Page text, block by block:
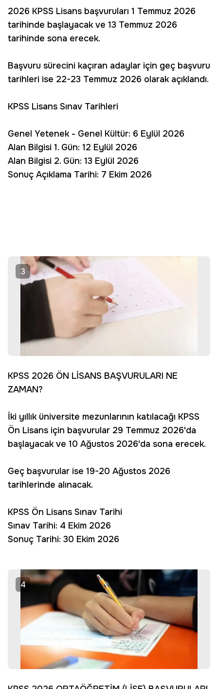
2026 KPSS Lisans başvuruları 1 Temmuz 2026
tarihinde başlayacak ve 13 Temmuz 2026
tarihinde sona erecek.
Başvuru sürecini kaçıran adaylar için geç başvuru
tarihleri ise 22-23 Temmuz 2026 olarak açıklandı.
KPSS Lisans Sınav Tarihleri
Genel Yetenek - Genel Kültür: 6 Eylül 2026
Alan Bilgisi 1. Gün: 12 Eylül 2026
Alan Bilgisi 2. Gün: 13 Eylül 2026
Sonuç Açıklama Tarihi: 7 Ekim 2026
3
KPSS 2026 ÖN LİSANS BAŞVURULARI NE
ZAMAN?
İki yıllık üniversite mezunlarının katılacağı KPSS
Ön Lisans için başvurular 29 Temmuz 2026'da
başlayacak ve 10 Ağustos 2026'da sona erecek.
Geç başvurular ise 19-20 Ağustos 2026
tarihlerinde alınacak.
KPSS Ön Lisans Sınav Tarihi
Sınav Tarihi: 4 Ekim 2026
Sonuç Tarihi: 30 Ekim 2026
4